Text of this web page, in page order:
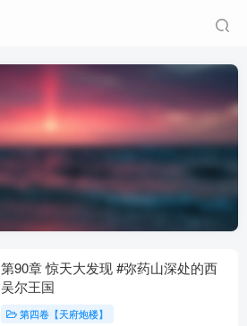
第90章 惊天大发现 #弥药山深处的西
吴尔王国
第四卷【天府炮楼】